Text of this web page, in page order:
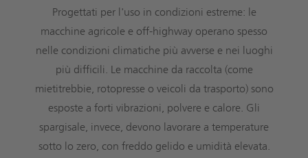
Progettati per l'uso in condizioni estreme: le
macchine agricole e off-highway operano spesso
nelle condizioni climatiche più avverse e nei luoghi
più difficili. Le macchine da raccolta (come
mietitrebbie, rotopresse o veicoli da trasporto) sono
esposte a forti vibrazioni, polvere e calore. Gli
spargisale, invece, devono lavorare a temperature
sotto lo zero, con freddo gelido e umidità elevata.